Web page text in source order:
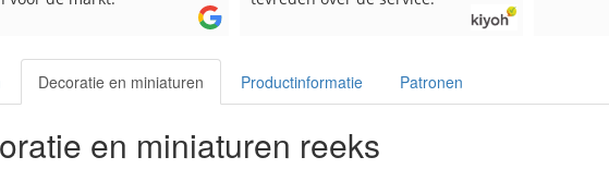
Decoratie en miniaturen Productinformatie Patronen
en miniaturen reeks